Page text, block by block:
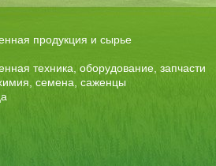
продукция и сырье
техника, оборудование, запчасти
семена, саженцы